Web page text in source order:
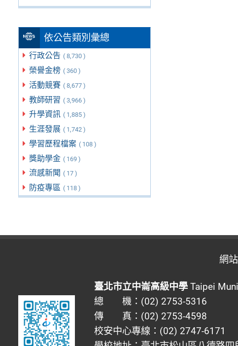
依公告類別彙總
行政公告 ( 8,730 )
榮譽金榜 ( 360 )
活動競賽 ( 8,677 )
教師研習 ( 3,966 )
升學資訊 ( 1,885 )
生涯發展 ( 1,742 )
學習歷程檔案 ( 108 )
獎助學金 ( 169 )
流感新聞 ( 17 )
防疫專區 ( 118 )
網
臺北市立中崙高級中學Taipei
總 機：(02) 2753-5316
傳 真：(02) 2753-4598
校安中心專線：(02) 2747-6171